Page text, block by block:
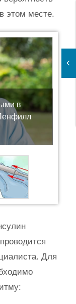
этом месте.
в
Для